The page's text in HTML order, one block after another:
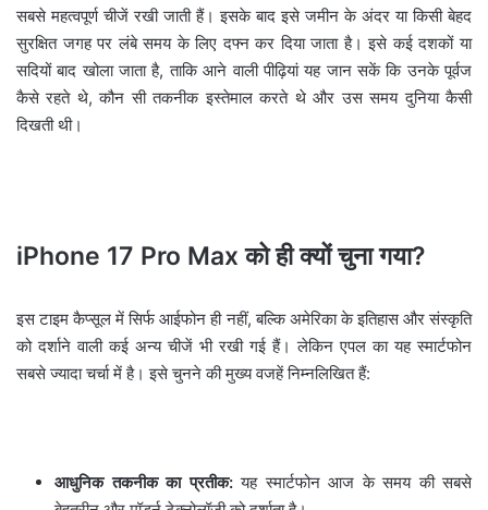
सबसे महत्वपूर्ण चीजें रखी जाती हैं। इसके बाद इसे जमीन के अंदर या किसी बेहद
सुरक्षित जगह पर लंबे समय के लिए दफ्न कर दिया जाता है। इसे कई दशकों या
सदियों बाद खोला जाता है, ताकि आने वाली पीढ़ियां यह जान सकें कि उनके पूर्वज
कैसे रहते थे, कौन सी तकनीक इस्तेमाल करते थे और उस समय दुनिया कैसी
दिखती थी।
iPhone 17 Pro Max को ही क्यों चुना गया?
इस टाइम कैप्सूल में सिर्फ आईफोन ही नहीं, बल्कि अमेरिका के इतिहास और संस्कृति
को दर्शाने वाली कई अन्य चीजें भी रखी गई हैं। लेकिन एपल का यह स्मार्टफोन
सबसे ज्यादा चर्चा में है। इसे चुनने की मुख्य वजहें निम्नलिखित हैं:
आधुनिक तकनीक का प्रतीक:यह स्मार्टफोन आज के समय की सबसे